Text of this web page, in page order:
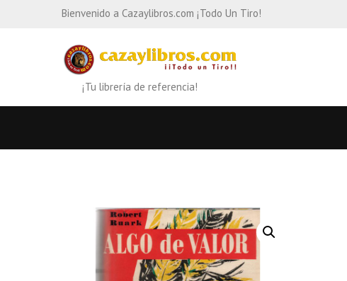
Bienvenido a Cazaylibros.com ¡Todo Un Tiro!
¡Tu librería de referencia!